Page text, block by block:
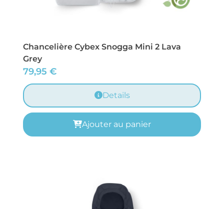
Chancelière Cybex Snogga Mini 2 Lava
Grey
79,95 €
Details
Ajouter au panier